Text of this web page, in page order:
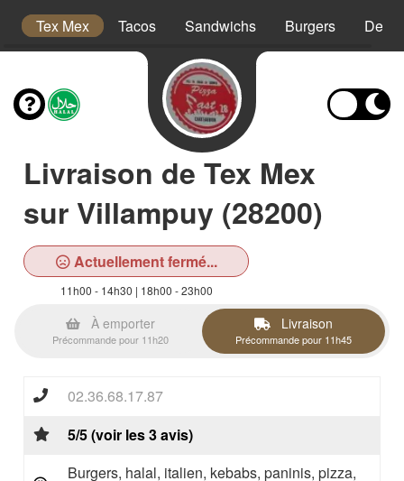
Tex Mex Tacos Sandwichs Burgers
Livraison de Tex Mex
sur Villampuy (28200)
Actuellement fermé...
11h00 - 14h30 | 18h00 - 23h00
À emporter
Précommande pour 11h20
Livraison
Précommande pour 11h45
02.36.68.17.87
5/5 (voir les 3 avis)
Burgers, halal, italien, kebabs, paninis, pizza,